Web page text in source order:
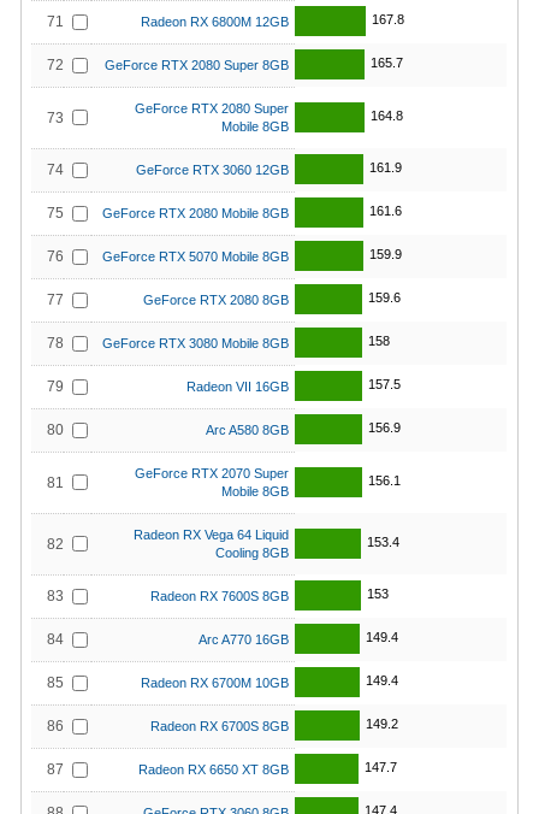
71 Radeon RX 6800M 12GB 167.8
72 GeForce RTX 2080 Super 8GB 165.7
73
GeForce RTX 2080 Super
Mobile 8GB
164.8
74 GeForce RTX 3060 12GB 161.9
75 GeForce RTX 2080 Mobile 8GB 161.6
76 GeForce RTX 5070 Mobile 8GB 159.9
77 GeForce RTX 2080 8GB 159.6
78 GeForce RTX 3080 Mobile 8GB 158
79 Radeon VII 16GB 157.5
80 Arc A580 8GB 156.9
81
GeForce RTX 2070 Super
Mobile 8GB
156.1
82
Radeon RX Vega 64 Liquid
Cooling 8GB
153.4
83 Radeon RX 7600S 8GB 153
84 Arc A770 16GB 149.4
85 Radeon RX 6700M 10GB 149.4
86 Radeon RX 6700S 8GB 149.2
87 Radeon RX 6650 XT 8GB 147.7
147.4